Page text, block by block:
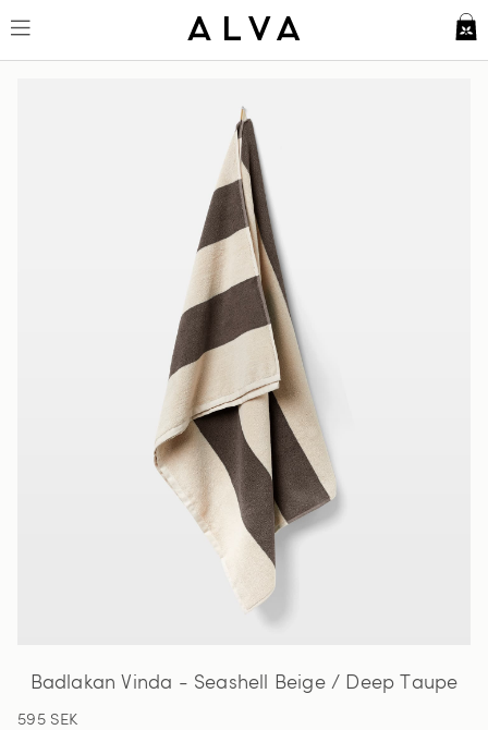
Badlakan Vinda - Seashell Beige / Deep Taupe
595 SEK